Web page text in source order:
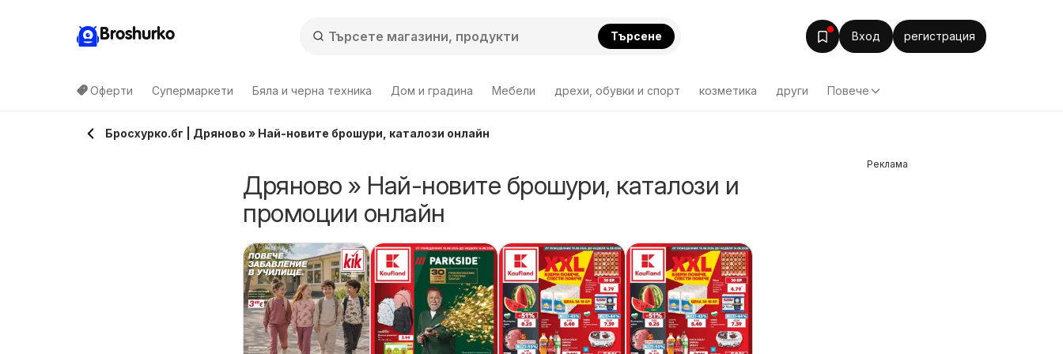
Broshurko Търсене Вход регистрация
Оферти Супермаркети Бяла и черна техника Дом и градина Мебели дрехи, обувки и спорт козметика други Повече
Бросхурко.бг | Дряново » Най-новите брошури, каталози онлайн
Дряново » Най-новите брошури, каталози и
промоции онлайн
Реклама